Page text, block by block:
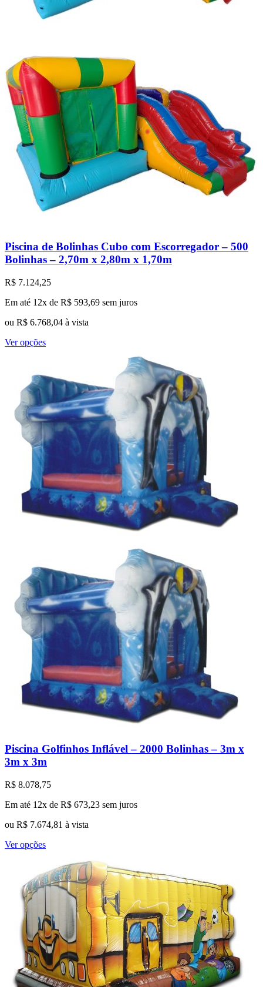
Piscina de Bolinhas Cubo com Escorregador – 500
Bolinhas – 2,70m x 2,80m x 1,70m
R$ 7.124,25
Em até 12x de R$ 593,69 sem juros
ou R$ 6.768,04 à vista
Ver opçõesEste
várias
variantes.
As
opções
podem
ser
escolhidas
na
produto
Piscina Golfinhos Inflável – 2000 Bolinhas – 3m x
3m x 3m
R$ 8.078,75
Em até 12x de R$ 673,23 sem juros
ou R$ 7.674,81 à vista
Ver opçõesEste
tem
várias
variantes.
As
opções
podem
ser
escolhidas
na
página
do
produto